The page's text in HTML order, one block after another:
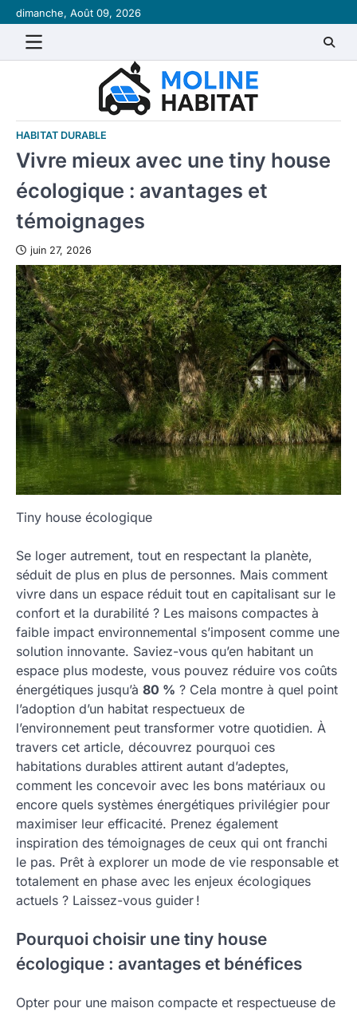
Skip
to
content
dimanche, Août 09, 2026
HABITAT DURABLE
Vivre mieux avec une tiny house
écologique : avantages et
témoignages
juin 27, 2026
Tiny house écologique
Se loger autrement, tout en respectant la planète,
séduit de plus en plus de personnes. Mais comment
vivre dans un espace réduit tout en capitalisant sur le
confort et la durabilité ? Les maisons compactes à
faible impact environnemental s’imposent comme une
solution innovante. Saviez-vous qu’en habitant un
espace plus modeste, vous pouvez réduire vos coûts
énergétiques jusqu’à 80 % ? Cela montre à quel point
l’adoption d’un habitat respectueux de
l’environnement peut transformer votre quotidien. À
travers cet article, découvrez pourquoi ces
habitations durables attirent autant d’adeptes,
comment les concevoir avec les bons matériaux ou
encore quels systèmes énergétiques privilégier pour
maximiser leur efficacité. Prenez également
inspiration des témoignages de ceux qui ont franchi
le pas. Prêt à explorer un mode de vie responsable et
totalement en phase avec les enjeux écologiques
actuels ? Laissez-vous guider !
Pourquoi choisir une tiny house
écologique : avantages et bénéfices
Opter pour une maison compacte et respectueuse de